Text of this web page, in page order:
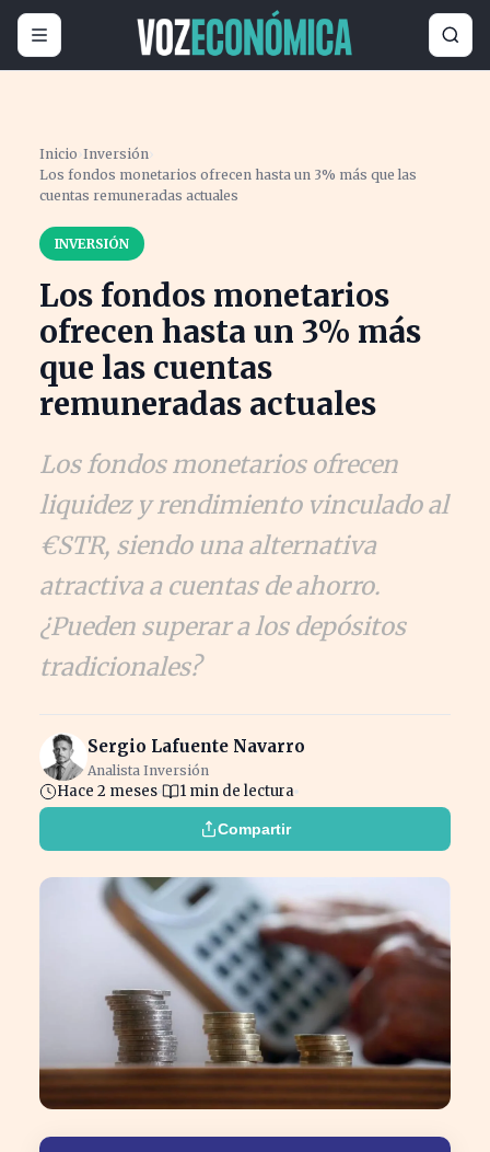
Inicio ›Inversión›
Los fondos monetarios ofrecen hasta un 3% más que las
cuentas remuneradas actuales
INVERSIÓN
Los fondos monetarios
ofrecen hasta un 3% más
que las cuentas
remuneradas actuales
Los fondos monetarios ofrecen
liquidez y rendimiento vinculado al
€STR, siendo una alternativa
atractiva a cuentas de ahorro.
¿Pueden superar a los depósitos
tradicionales?
Sergio Lafuente Navarro
Analista Inversión
Hace 2 meses 1 min de lectura
Compartir